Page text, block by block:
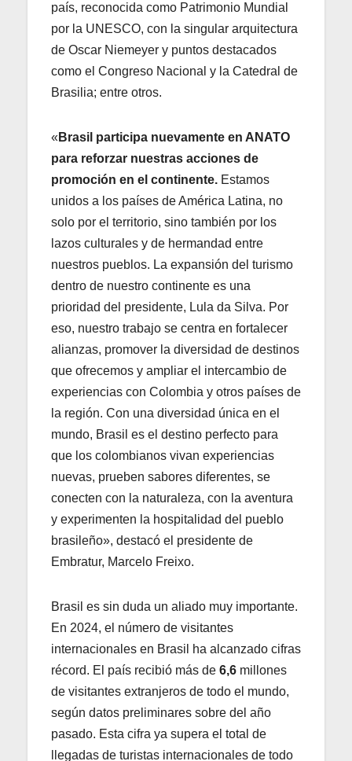
país, reconocida como Patrimonio Mundial
por la UNESCO, con la singular arquitectura
de Oscar Niemeyer y puntos destacados
como el Congreso Nacional y la Catedral de
Brasilia; entre otros.
« Brasil participa nuevamente en ANATO
para reforzar nuestras acciones de
promoción en el continente. Estamos
unidos a los países de América Latina, no
solo por el territorio, sino también por los
lazos culturales y de hermandad entre
nuestros pueblos. La expansión del turismo
dentro de nuestro continente es una
prioridad del presidente, Lula da Silva. Por
eso, nuestro trabajo se centra en fortalecer
alianzas, promover la diversidad de destinos
que ofrecemos y ampliar el intercambio de
experiencias con Colombia y otros países de
la región. Con una diversidad única en el
mundo, Brasil es el destino perfecto para
que los colombianos vivan experiencias
nuevas, prueben sabores diferentes, se
conecten con la naturaleza, con la aventura
y experimenten la hospitalidad del pueblo
brasileño», destacó el presidente de
Embratur, Marcelo Freixo.
Brasil es sin duda un aliado muy importante.
En 2024, el número de visitantes
internacionales en Brasil ha alcanzado cifras
récord. El país recibió más de 6,6 millones
de visitantes extranjeros de todo el mundo,
según datos preliminares sobre del año
pasado. Esta cifra ya supera el total de
llegadas de turistas internacionales de todo